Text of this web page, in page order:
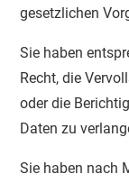
gesetzlichen
Sie haben
Recht, die
oder die
Daten zu
Sie haben nach